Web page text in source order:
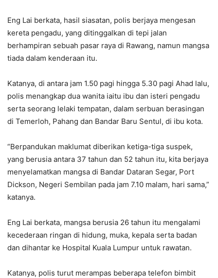
Eng Lai berkata, hasil siasatan, polis berjaya mengesan
kereta pengadu, yang ditinggalkan di tepi jalan
berhampiran sebuah pasar raya di Rawang, namun mangsa
tiada dalam kenderaan itu.
Katanya, di antara jam 1.50 pagi hingga 5.30 pagi Ahad lalu,
polis menangkap dua wanita iaitu ibu dan isteri pengadu
serta seorang lelaki tempatan, dalam serbuan berasingan
di Temerloh, Pahang dan Bandar Baru Sentul, di ibu kota.
“Berpandukan maklumat diberikan ketiga-tiga suspek,
yang berusia antara 37 tahun dan 52 tahun itu, kita berjaya
menyelamatkan mangsa di Bandar Dataran Segar, Port
Dickson, Negeri Sembilan pada jam 7.10 malam, hari sama,”
katanya.
Eng Lai berkata, mangsa berusia 26 tahun itu mengalami
kecederaan ringan di hidung, muka, kepala serta badan
dan dihantar ke Hospital Kuala Lumpur untuk rawatan.
Katanya, polis turut merampas beberapa telefon bimbit